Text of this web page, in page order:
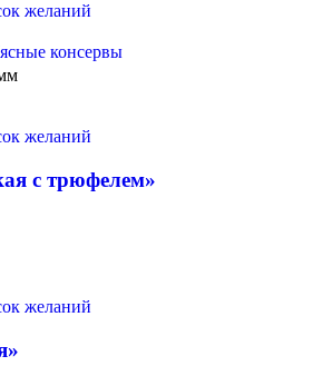
желаний
консервы
желаний
с трюфелем»
желаний